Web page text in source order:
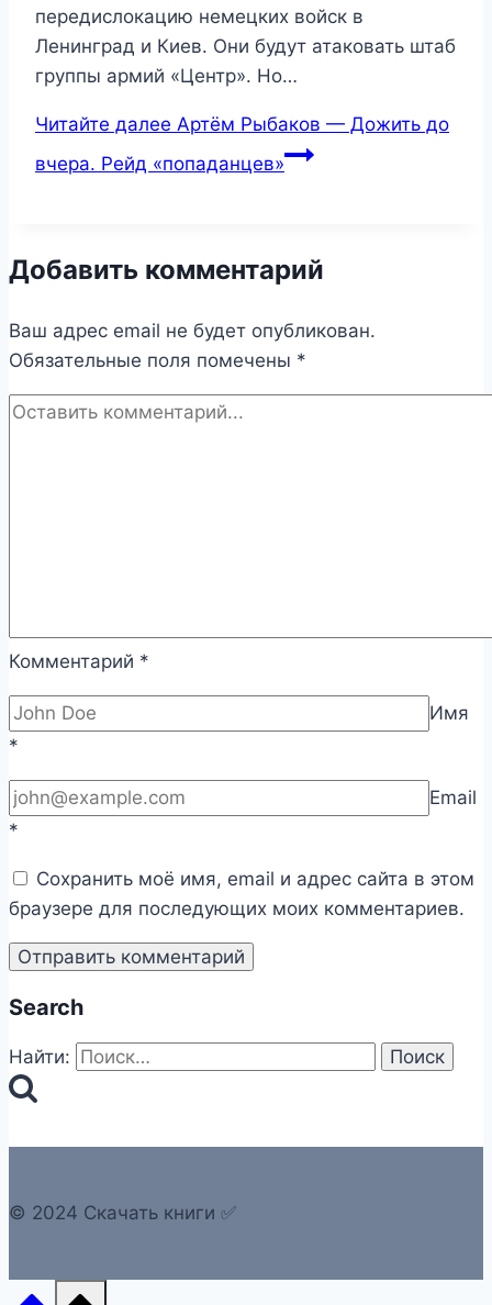
передислокацию немецких войск в
Ленинград и Киев. Они будут атаковать штаб
группы армий «Центр». Но…
Читайте далее Артём Рыбаков — Дожить до
вчера. Рейд «попаданцев»
Добавить комментарий
Ваш адрес email не будет опубликован.
Обязательные поля помечены *
Комментарий *
Имя
*
Email
*
Сохранить моё имя, email и адрес сайта в этом
браузере для последующих моих комментариев.
Search
Найти:
© 2024 Скачать книги ✅